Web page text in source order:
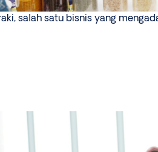
salah satu bisnis yang